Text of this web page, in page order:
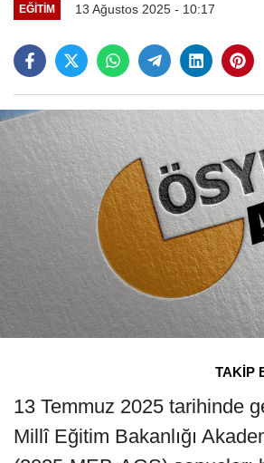
EĞITIM 13 Ağustos 2025 - 10:17
TAKİP
13 Temmuz 2025 tarihinde
Millî Eğitim Bakanlığı